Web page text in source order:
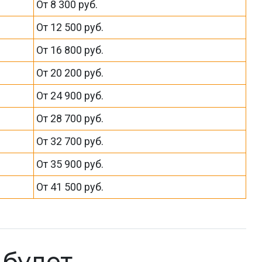
От 8 300 руб.
От 12 500 руб.
От 16 800 руб.
От 20 200 руб.
От 24 900 руб.
От 28 700 руб.
От 32 700 руб.
От 35 900 руб.
От 41 500 руб.